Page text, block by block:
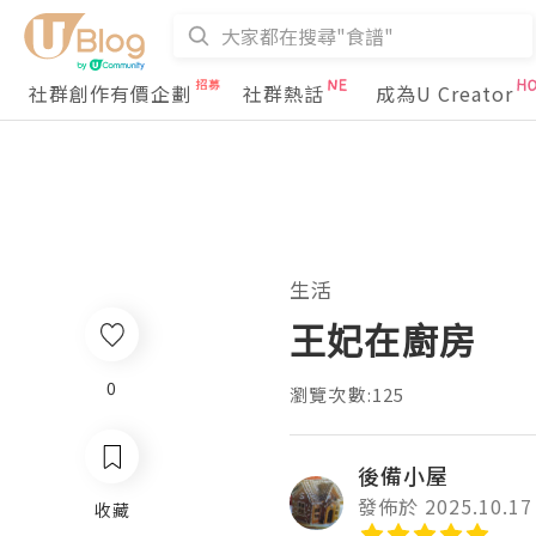
社群創作有價企劃 社群熱話 成為U Creator
生活
王妃在廚房
瀏覽次數:125
後備小屋
發佈於 2025.10.17
0
收藏